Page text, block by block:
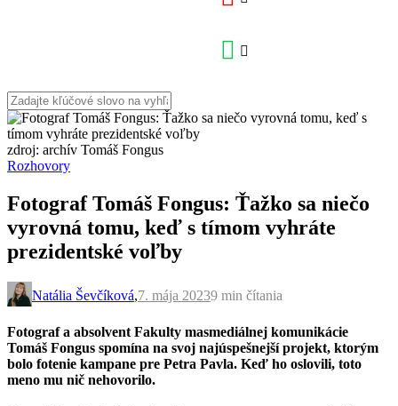
zdroj: archív Tomáš Fongus
Rozhovory
Fotograf Tomáš Fongus: Ťažko sa niečo
vyrovná tomu, keď s tímom vyhráte
prezidentské voľby
Natália Ševčíková,7. mája 20239 min čítania
Fotograf a absolvent Fakulty masmediálnej komunikácie
Tomáš Fongus spomína na svoj najúspešnejší projekt, ktorým
bolo fotenie kampane pre Petra Pavla. Keď ho oslovili, toto
meno mu nič nehovorilo.